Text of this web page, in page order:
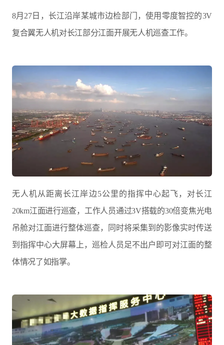
8月27日，长江沿岸某城市边检部门，使用零度智控的3V
复合翼无人机对长江部分江面开展无人机巡查工作。
无人机从距离长江岸边5公里的指挥中心起飞，对长江
20km江面进行巡查，工作人员通过3V搭载的30倍变焦光电
吊舱对江面进行整体巡查，同时将采集到的影像实时传送
到指挥中心大屏幕上，巡检人员足不出户即可对江面的整
体情况了如指掌。